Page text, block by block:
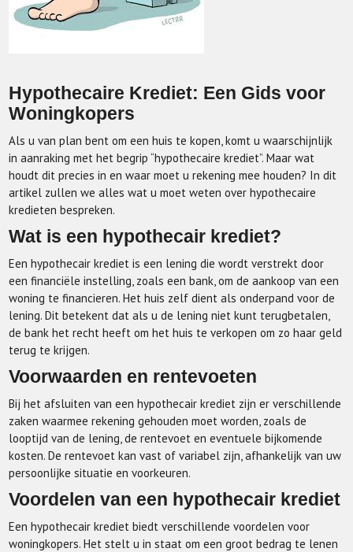
Hypothecaire Krediet: Een Gids voor
Woningkopers
Als u van plan bent om een huis te kopen, komt u waarschijnlijk
in aanraking met het begrip “hypothecaire krediet”. Maar wat
houdt dit precies in en waar moet u rekening mee houden? In dit
artikel zullen we alles wat u moet weten over hypothecaire
kredieten bespreken.
Wat is een hypothecair krediet?
Een hypothecair krediet is een lening die wordt verstrekt door
een financiële instelling, zoals een bank, om de aankoop van een
woning te financieren. Het huis zelf dient als onderpand voor de
lening. Dit betekent dat als u de lening niet kunt terugbetalen,
de bank het recht heeft om het huis te verkopen om zo haar geld
terug te krijgen.
Voorwaarden en rentevoeten
Bij het afsluiten van een hypothecair krediet zijn er verschillende
zaken waarmee rekening gehouden moet worden, zoals de
looptijd van de lening, de rentevoet en eventuele bijkomende
kosten. De rentevoet kan vast of variabel zijn, afhankelijk van uw
persoonlijke situatie en voorkeuren.
Voordelen van een hypothecair krediet
Een hypothecair krediet biedt verschillende voordelen voor
woningkopers. Het stelt u in staat om een groot bedrag te lenen